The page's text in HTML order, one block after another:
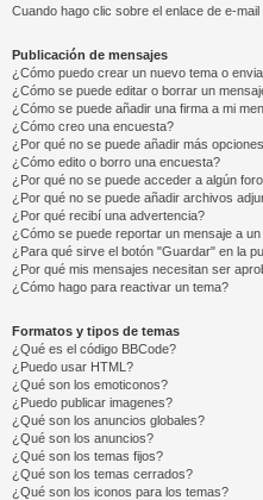
Cuando hago clic sobre el enlace de e-
Publicación de mensajes
¿Cómo puedo crear un nuevo tema o
¿Cómo se puede editar o borrar un
¿Cómo se puede añadir una firma a mi
¿Cómo creo una encuesta?
¿Por qué no se puede añadir más
¿Cómo edito o borro una encuesta?
¿Por qué no se puede acceder a algún
¿Por qué no se puede añadir archivos
¿Por qué recibí una advertencia?
¿Cómo se puede reportar un mensaje a
¿Para qué sirve el botón "Guardar" en la
¿Por qué mis mensajes necesitan ser
¿Cómo hago para reactivar un tema?
Formatos y tipos de temas
¿Qué es el código BBCode?
¿Puedo usar HTML?
¿Qué son los emoticonos?
¿Puedo publicar imagenes?
¿Qué son los anuncios globales?
¿Qué son los anuncios?
¿Qué son los temas fijos?
¿Qué son los temas cerrados?
¿Qué son los iconos para los temas?